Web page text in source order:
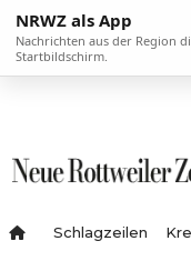
NRWZ als App
Nachrichten aus der Region
Startbildschirm.
Schlagzeilen